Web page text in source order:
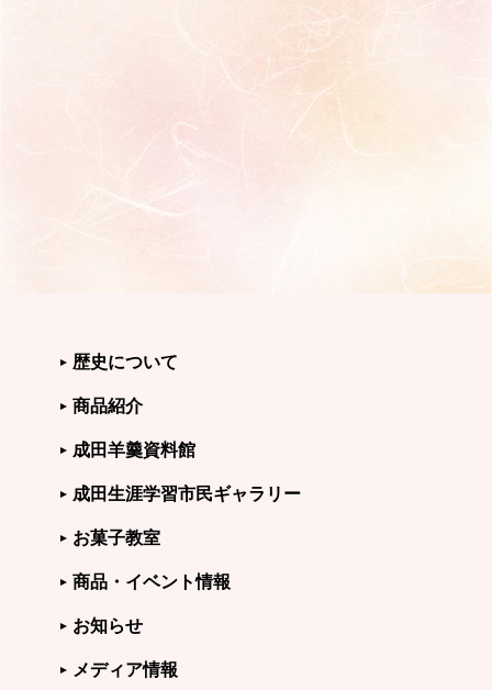
歴史について
商品紹介
成田羊羹資料館
成田生涯学習市民ギャラリー
お菓子教室
商品・イベント情報
お知らせ
メディア情報